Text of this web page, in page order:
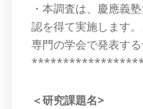
・本調査は、慶應義
認を得て実施します
専門の学会で発表する
＜研究課題名>